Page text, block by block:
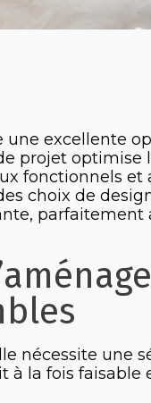
une excellente
projet optimise
fonctionnels et
choix de
parfaitement
nécessite une
à la fois faisable